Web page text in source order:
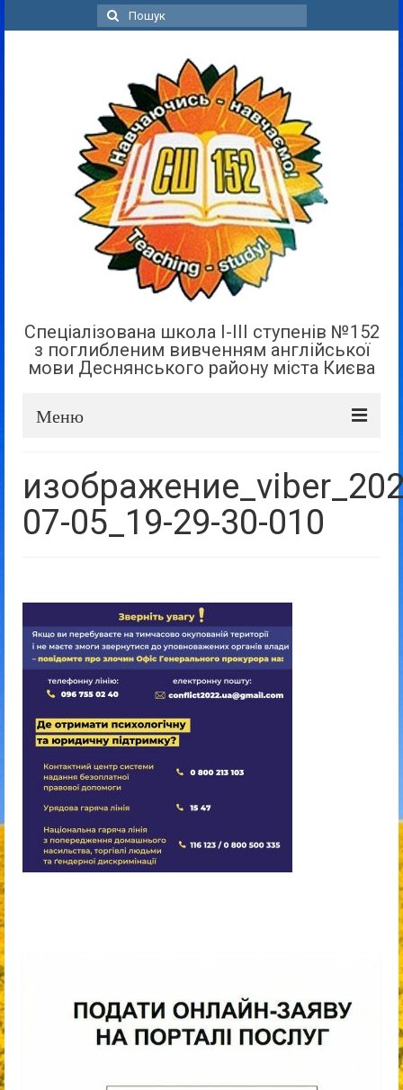
Пошук
для:
Спеціалізована школа І-ІІІ ступенів №152
з поглибленим вивченням англійської
мови Деснянського району міста Києва
Меню
Дошка оголошень
Батькам та учням
07-05_19-29-30-010